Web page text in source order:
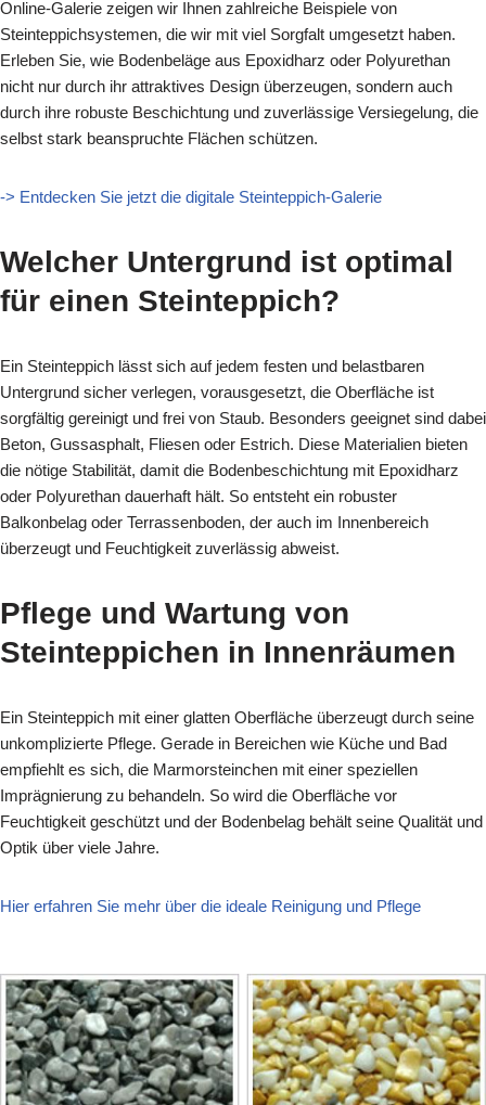
Online-Galerie zeigen wir Ihnen zahlreiche Beispiele von
Steinteppichsystemen, die wir mit viel Sorgfalt umgesetzt haben.
Erleben Sie, wie Bodenbeläge aus Epoxidharz oder Polyurethan
nicht nur durch ihr attraktives Design überzeugen, sondern auch
durch ihre robuste Beschichtung und zuverlässige Versiegelung, die
selbst stark beanspruchte Flächen schützen.
-> Entdecken Sie jetzt die digitale Steinteppich-Galerie
Welcher Untergrund ist optimal
für einen Steinteppich?
Ein Steinteppich lässt sich auf jedem festen und belastbaren
Untergrund sicher verlegen, vorausgesetzt, die Oberfläche ist
sorgfältig gereinigt und frei von Staub. Besonders geeignet sind dabei
Beton, Gussasphalt, Fliesen oder Estrich. Diese Materialien bieten
die nötige Stabilität, damit die Bodenbeschichtung mit Epoxidharz
oder Polyurethan dauerhaft hält. So entsteht ein robuster
Balkonbelag oder Terrassenboden, der auch im Innenbereich
überzeugt und Feuchtigkeit zuverlässig abweist.
Pflege und Wartung von
Steinteppichen in Innenräumen
Ein Steinteppich mit einer glatten Oberfläche überzeugt durch seine
unkomplizierte Pflege. Gerade in Bereichen wie Küche und Bad
empfiehlt es sich, die Marmorsteinchen mit einer speziellen
Imprägnierung zu behandeln. So wird die Oberfläche vor
Feuchtigkeit geschützt und der Bodenbelag behält seine Qualität und
Optik über viele Jahre.
Hier erfahren Sie mehr über die ideale Reinigung und Pflege